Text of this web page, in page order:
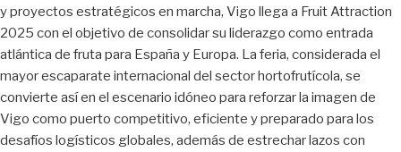
y proyectos estratégicos en marcha, Vigo llega a Fruit Attraction
2025 con el objetivo de consolidar su liderazgo como entrada
atlántica de fruta para España y Europa. La feria, considerada el
mayor escaparate internacional del sector hortofrutícola, se
convierte así en el escenario idóneo para reforzar la imagen de
Vigo como puerto competitivo, eficiente y preparado para los
desafíos logísticos globales, además de estrechar lazos con